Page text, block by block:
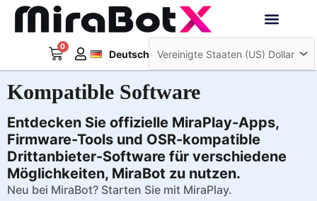
Zum
0
WarenkorbDeutsch
Français
日本語
Kompatible Software
Entdecken Sie offizielle MiraPlay-Apps,
Firmware-Tools und OSR-kompatible
Drittanbieter-Software für verschiedene
Möglichkeiten, MiraBot zu nutzen.
Neu bei MiraBot? Starten Sie mit MiraPlay.